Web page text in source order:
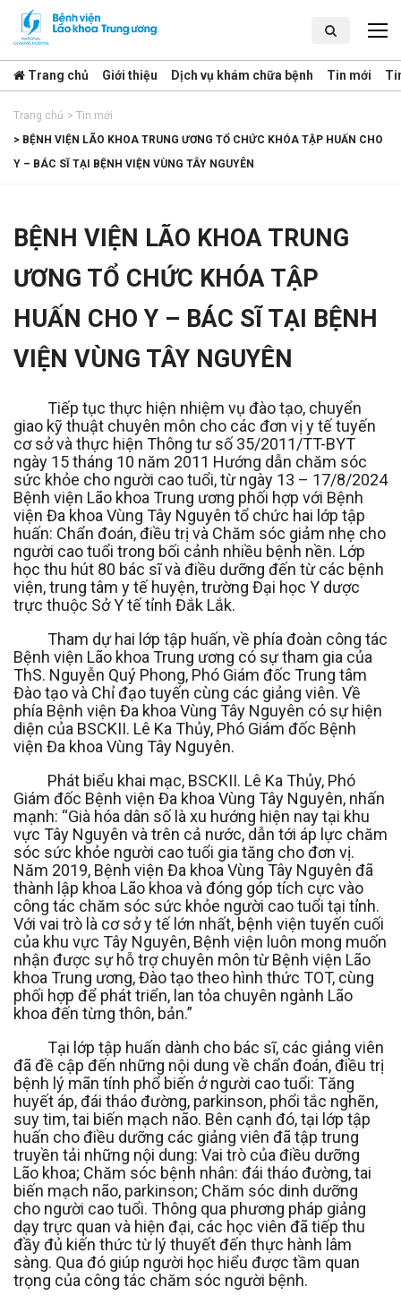
Trang chủ Giới thiệu Dịch vụ khám chữa bệnh Tin mới
Trang chủ > Tin mới
> BỆNH VIỆN LÃO KHOA TRUNG ƯƠNG TỔ CHỨC KHÓA TẬP HUẤN CHO
Y – BÁC SĨ TẠI BỆNH VIỆN VÙNG TÂY NGUYÊN
BỆNH VIỆN LÃO KHOA TRUNG
ƯƠNG TỔ CHỨC KHÓA TẬP
HUẤN CHO Y – BÁC SĨ TẠI BỆNH
VIỆN VÙNG TÂY NGUYÊN
Tiếp tục thực hiện nhiệm vụ đào tạo, chuyển
giao kỹ thuật chuyên môn cho các đơn vị y tế tuyến
cơ sở và thực hiện Thông tư số 35/2011/TT-BYT
ngày 15 tháng 10 năm 2011 Hướng dẫn chăm sóc
sức khỏe cho người cao tuổi, từ ngày 13 – 17/8/2024
Bệnh viện Lão khoa Trung ương phối hợp với Bệnh
viện Đa khoa Vùng Tây Nguyên tổ chức hai lớp tập
huấn: Chẩn đoán, điều trị và Chăm sóc giảm nhẹ cho
người cao tuổi trong bối cảnh nhiều bệnh nền. Lớp
học thu hút 80 bác sĩ và điều dưỡng đến từ các bệnh
viện, trung tâm y tế huyện, trường Đại học Y dược
trực thuộc Sở Y tế tỉnh Đắk Lắk.
Tham dự hai lớp tập huấn, về phía đoàn công tác
Bệnh viện Lão khoa Trung ương có sự tham gia của
ThS. Nguyễn Quý Phong, Phó Giám đốc Trung tâm
Đào tạo và Chỉ đạo tuyến cùng các giảng viên. Về
phía Bệnh viện Đa khoa Vùng Tây Nguyên có sự hiện
diện của BSCKII. Lê Ka Thủy, Phó Giám đốc Bệnh
viện Đa khoa Vùng Tây Nguyên.
Phát biểu khai mạc, BSCKII. Lê Ka Thủy, Phó
Giám đốc Bệnh viện Đa khoa Vùng Tây Nguyên, nhấn
mạnh: “Già hóa dân số là xu hướng hiện nay tại khu
vực Tây Nguyên và trên cả nước, dẫn tới áp lực chăm
sóc sức khỏe người cao tuổi gia tăng cho đơn vị.
Năm 2019, Bệnh viện Đa khoa Vùng Tây Nguyên đã
thành lập khoa Lão khoa và đóng góp tích cực vào
công tác chăm sóc sức khỏe người cao tuổi tại tỉnh.
Với vai trò là cơ sở y tế lớn nhất, bệnh viện tuyến cuối
của khu vực Tây Nguyên, Bệnh viện luôn mong muốn
nhận được sự hỗ trợ chuyên môn từ Bệnh viện Lão
khoa Trung ương, Đào tạo theo hình thức TOT, cùng
phối hợp để phát triển, lan tỏa chuyên ngành Lão
khoa đến từng thôn, bản.”
Tại lớp tập huấn dành cho bác sĩ, các giảng viên
đã đề cập đến những nội dung về chẩn đoán, điều trị
bệnh lý mãn tính phổ biến ở người cao tuổi: Tăng
huyết áp, đái tháo đường, parkinson, phổi tắc nghẽn,
suy tim, tai biến mạch não. Bên cạnh đó, tại lớp tập
huấn cho điều dưỡng các giảng viên đã tập trung
truyền tải những nội dung: Vai trò của điều dưỡng
Lão khoa; Chăm sóc bệnh nhân: đái tháo đường, tai
biến mạch não, parkinson; Chăm sóc dinh dưỡng
cho người cao tuổi. Thông qua phương pháp giảng
dạy trực quan và hiện đại, các học viên đã tiếp thu
đầy đủ kiến thức từ lý thuyết đến thực hành lâm
sàng. Qua đó giúp người học hiểu được tầm quan
trọng của công tác chăm sóc người bệnh.